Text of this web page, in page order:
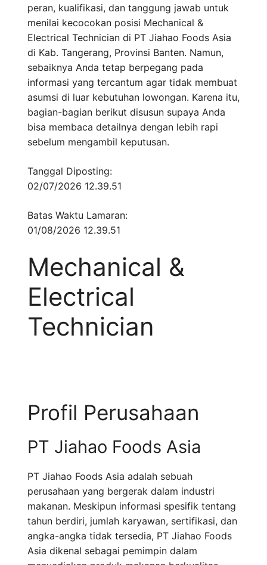
peran, kualifikasi, dan tanggung jawab untuk
menilai kecocokan posisi Mechanical &
Electrical Technician di PT Jiahao Foods Asia
di Kab. Tangerang, Provinsi Banten. Namun,
sebaiknya Anda tetap berpegang pada
informasi yang tercantum agar tidak membuat
asumsi di luar kebutuhan lowongan. Karena itu,
bagian-bagian berikut disusun supaya Anda
bisa membaca detailnya dengan lebih rapi
sebelum mengambil keputusan.
Tanggal Diposting:
02/07/2026 12.39.51
Batas Waktu Lamaran:
01/08/2026 12.39.51
Mechanical &
Electrical
Technician
Profil Perusahaan
PT Jiahao Foods Asia
PT Jiahao Foods Asia adalah sebuah
perusahaan yang bergerak dalam industri
makanan. Meskipun informasi spesifik tentang
tahun berdiri, jumlah karyawan, sertifikasi, dan
angka-angka tidak tersedia, PT Jiahao Foods
Asia dikenal sebagai pemimpin dalam